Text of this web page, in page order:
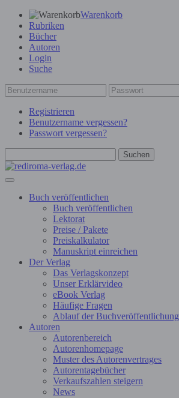
Warenkorb
Rubriken
Bücher
Autoren
Login
Suche
Registrieren
Benutzername vergessen?
Passwort vergessen?
Suchen
Buch veröffentlichen
Buch veröffentlichen
Lektorat
Preise / Pakete
Preiskalkulator
Manuskript einreichen
Der Verlag
Das Verlagskonzept
Unser Erklärvideo
eBook Verlag
Häufige Fragen
Ablauf der Buchveröffentlichung
Autoren
Autorenbereich
Autorenhomepage
Muster des Autorenvertrages
Autorentagebücher
Verkaufszahlen steigern
News